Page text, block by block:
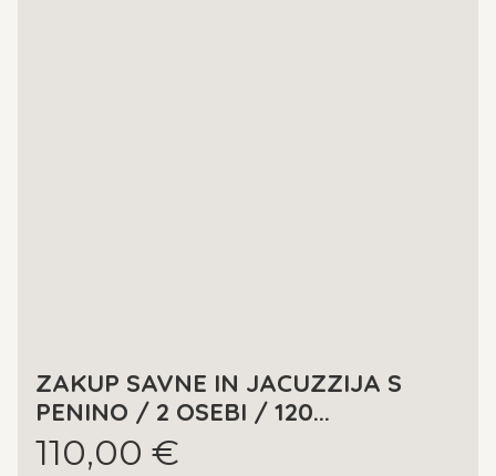
ZAKUP SAVNE IN JACUZZIJA S
PENINO / 2 OSEBI / 120...
110,00 €